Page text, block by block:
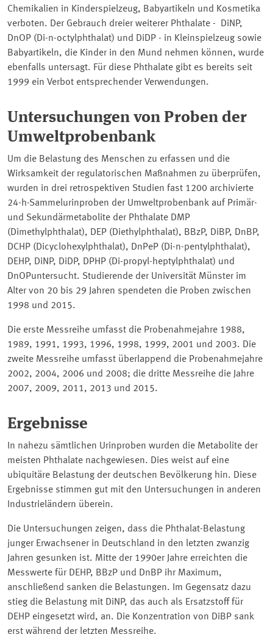
Chemikalien in Kinderspielzeug, Babyartikeln und Kosmetika
verboten. Der Gebrauch dreier weiterer Phthalate - DiNP,
DnOP (Di-n-octylphthalat) und DiDP - in Kleinspielzeug sowie
Babyartikeln, die Kinder in den Mund nehmen können, wurde
ebenfalls untersagt. Für diese Phthalate gibt es bereits seit
1999 ein Verbot entsprechender Verwendungen.
Untersuchungen von Proben der
Umweltprobenbank
Um die Belastung des Menschen zu erfassen und die
Wirksamkeit der regulatorischen Maßnahmen zu überprüfen,
wurden in drei retrospektiven Studien fast 1200 archivierte
24-h-Sammelurinproben der Umweltprobenbank auf Primär-
und Sekundärmetabolite der Phthalate DMP
(Dimethylphthalat), DEP (Diethylphthalat), BBzP, DiBP, DnBP,
DCHP (Dicyclohexylphthalat), DnPeP (Di-n-pentylphthalat),
DEHP, DiNP, DiDP, DPHP (Di-propyl-heptylphthalat) und
DnOPuntersucht. Studierende der Universität Münster im
Alter von 20 bis 29 Jahren spendeten die Proben zwischen
1998 und 2015.
Die erste Messreihe umfasst die Probenahmejahre 1988,
1989, 1991, 1993, 1996, 1998, 1999, 2001 und 2003. Die
zweite Messreihe umfasst überlappend die Probenahmejahre
2002, 2004, 2006 und 2008; die dritte Messreihe die Jahre
2007, 2009, 2011, 2013 und 2015.
Ergebnisse
In nahezu sämtlichen Urinproben wurden die Metabolite der
meisten Phthalate nachgewiesen. Dies weist auf eine
ubiquitäre Belastung der deutschen Bevölkerung hin. Diese
Ergebnisse stimmen gut mit den Untersuchungen in anderen
Industrieländern überein.
Die Untersuchungen zeigen, dass die Phthalat-Belastung
junger Erwachsener in Deutschland in den letzten zwanzig
Jahren gesunken ist. Mitte der 1990er Jahre erreichten die
Messwerte für DEHP, BBzP und DnBP ihr Maximum,
anschließend sanken die Belastungen. Im Gegensatz dazu
stieg die Belastung mit DiNP, das auch als Ersatzstoff für
DEHP eingesetzt wird, an. Die Konzentration von DiBP sank
erst während der letzten Messreihe.